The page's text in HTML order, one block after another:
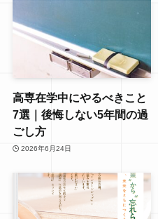
高専在学中にやるべきこと
7選｜後悔しない5年間の過
ごし方
2026年6月24日